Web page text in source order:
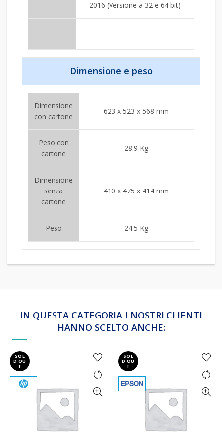
2016 (Versione a 32 e 64 bit)
Dimensione e peso
Dimensione
con cartone
623 x 523 x 568 mm
Peso con
cartone
28.9 Kg
Dimensione
senza
cartone
410 x 475 x 414 mm
Peso 24.5 Kg
IN QUESTA CATEGORIA I NOSTRI CLIENTI
HANNO SCELTO ANCHE:
SOL
D OU
T
SOL
D OU
T